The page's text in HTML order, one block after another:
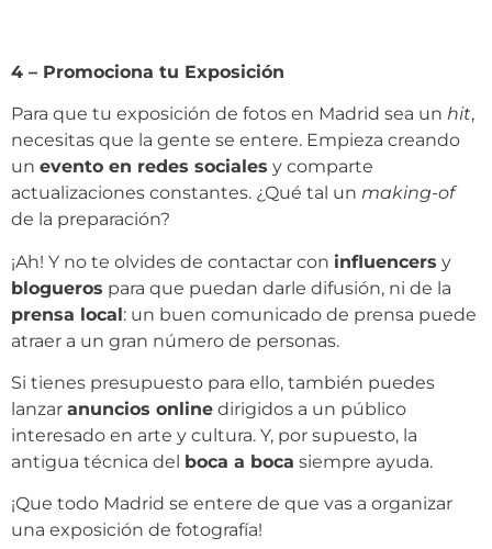
4 – Promociona tu Exposición
Para que tu exposición de fotos en Madrid sea un hit,
necesitas que la gente se entere. Empieza creando
un evento en redes sociales y comparte
actualizaciones constantes. ¿Qué tal un making-of
de la preparación?
¡Ah! Y no te olvides de contactar con influencers y
blogueros para que puedan darle difusión, ni de la
prensa local: un buen comunicado de prensa puede
atraer a un gran número de personas.
Si tienes presupuesto para ello, también puedes
lanzar anuncios online dirigidos a un público
interesado en arte y cultura. Y, por supuesto, la
antigua técnica del boca a boca siempre ayuda.
¡Que todo Madrid se entere de que vas a organizar
una exposición de fotografía!